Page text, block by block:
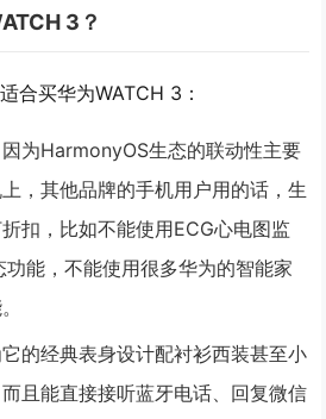
3？
合买华为WATCH 3：
为HarmonyOS生态的联动性主要
，其他品牌的手机用户用的话，生
扣，比如不能使用ECG心电图监
能，不能使用很多华为的智能家
的经典表身设计配衬衫西装甚至小
且能直接接听蓝牙电话、回复微信